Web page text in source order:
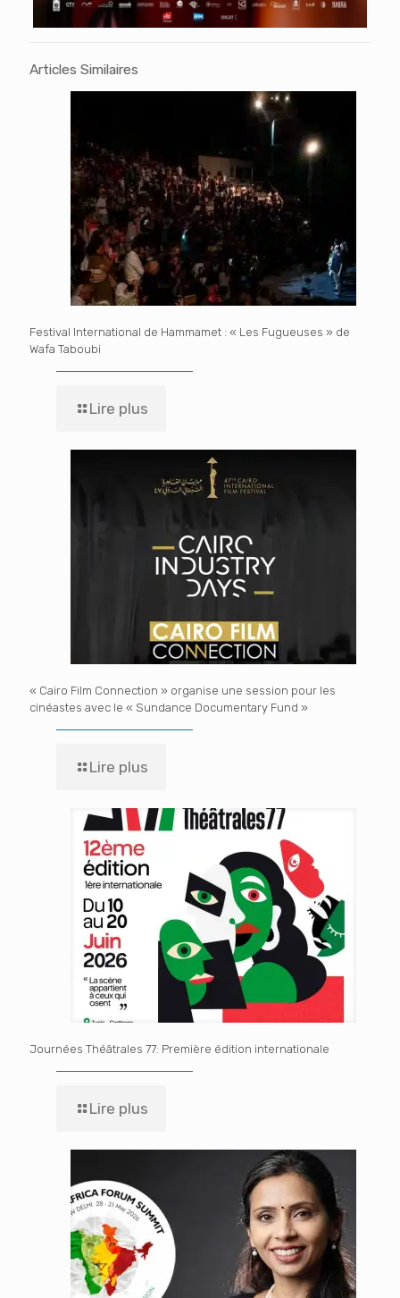
Articles Similaires
Festival International de Hammamet : « Les Fugueuses » de
Wafa Taboubi
Lire plus
« Cairo Film Connection » organise une session pour les
cinéastes avec le « Sundance Documentary Fund »
Lire plus
Journées Théâtrales 77: Première édition internationale
Lire plus